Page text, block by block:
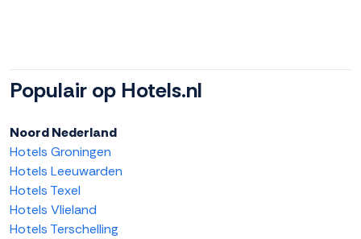
Populair op Hotels.nl
Noord Nederland
Hotels Groningen
Hotels Leeuwarden
Hotels Texel
Hotels Vlieland
Hotels Terschelling